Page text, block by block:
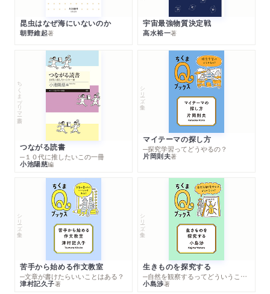
昆虫はなぜ海にいないのか
朝野維起著
宇宙最強物質決定戦
高水裕一著
ちくまプリマー新書
つながる読書
─１０代に推したいこの一冊
小池陽慈編
シリーズ・全集
マイテーマの探し方
─探究学習ってどうやるの？
片岡則夫著
シリーズ・全集
苦手から始める作文教室
─文章が書けたらいいことはある？
津村記久子著
シリーズ・全集
生きものを探究する
─自然を観察するってどういうこと？
小島渉著